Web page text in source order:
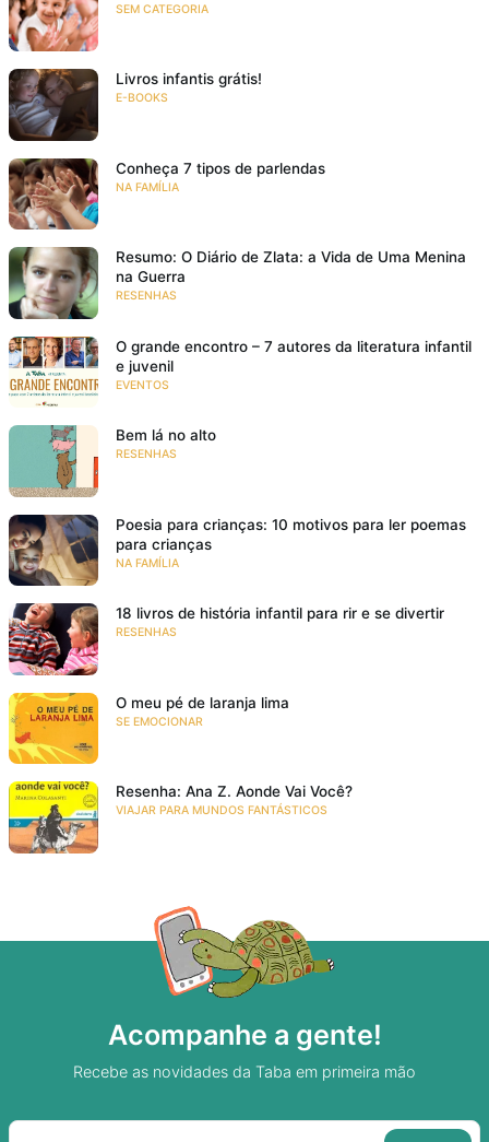
SEM CATEGORIA
Livros infantis grátis!
E-BOOKS
Conheça 7 tipos de parlendas
NA FAMÍLIA
Resumo: O Diário de Zlata: a Vida de Uma Menina
na Guerra
RESENHAS
O grande encontro – 7 autores da literatura infantil
e juvenil
EVENTOS
Bem lá no alto
RESENHAS
Poesia para crianças: 10 motivos para ler poemas
para crianças
NA FAMÍLIA
18 livros de história infantil para rir e se divertir
RESENHAS
O meu pé de laranja lima
SE EMOCIONAR
Resenha: Ana Z. Aonde Vai Você?
VIAJAR PARA MUNDOS FANTÁSTICOS
Acompanhe a gente!
Recebe as novidades da Taba em primeira mão